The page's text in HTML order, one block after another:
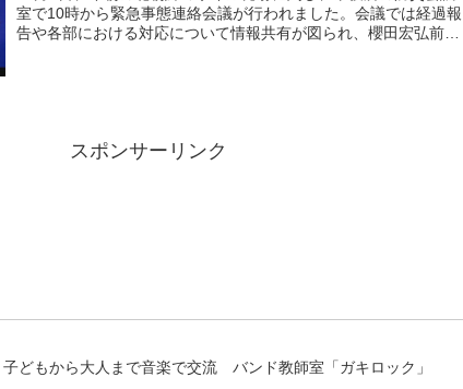
室で10時から緊急事態連絡会議が行われました。会議では経過報
告や各部における対応について情報共有が図られ、櫻田宏弘前市
スポンサーリンク
子どもから大人まで音楽で交流 バンド教師室「ガキロック」